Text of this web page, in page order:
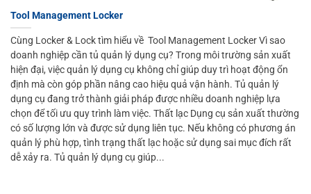
Tool Management Locker
Cùng Locker & Lock tìm hiểu về Tool Management Locker Vì sao
doanh nghiệp cần tủ quản lý dụng cụ? Trong môi trường sản xuất
hiện đại, việc quản lý dụng cụ không chỉ giúp duy trì hoạt động ổn
định mà còn góp phần nâng cao hiệu quả vận hành. Tủ quản lý
dụng cụ đang trở thành giải pháp được nhiều doanh nghiệp lựa
chọn để tối ưu quy trình làm việc. Thất lạc Dụng cụ sản xuất thường
có số lượng lớn và được sử dụng liên tục. Nếu không có phương án
quản lý phù hợp, tình trạng thất lạc hoặc sử dụng sai mục đích rất
dễ xảy ra. Tủ quản lý dụng cụ giúp...